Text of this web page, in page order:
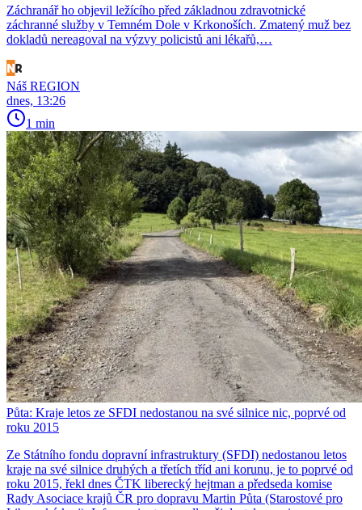
Záchranář ho objevil ležícího před základnou zdravotnické
záchranné služby v Temném Dole v Krkonoších. Zmatený muž bez
dokladů nereagoval na výzvy policistů ani lékařů,…
Náš REGION
dnes, 13:26
1 min
Půta: Kraje letos ze SFDI nedostanou na své silnice nic, poprvé od
roku 2015
Ze Státního fondu dopravní infrastruktury (SFDI) nedostanou letos
kraje na své silnice druhých a třetích tříd ani korunu, je to poprvé od
roku 2015, řekl dnes ČTK liberecký hejtman a předseda komise
Rady Asociace krajů ČR pro dopravu Martin Půta (Starostové pro